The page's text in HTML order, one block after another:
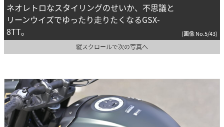
ネオレトロなスタイリングのせいか、不思議と
リーンウイズでゆったり走りたくなるGSX-
8TT。
(画像 No.5/43)
縦スクロールで次の写真へ